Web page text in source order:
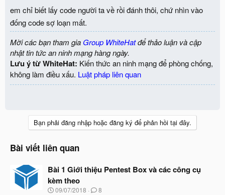
em chỉ biết lấy code người ta về rồi đánh thôi, chứ nhìn vào
đống code sợ loạn mất.
Mời các bạn tham gia Group WhiteHatđể thảo luận và cập
nhật tin tức an ninh mạng hàng ngày.
Lưu ý từ WhiteHat: Kiến thức an ninh mạng để phòng chống,
không làm điều xấu. Luật pháp liên quan
Bạn phải đăng nhập hoặc đăng ký để phản hồi tại đây.
Bài viết liên quan
Bài 1 Giới thiệu Pentest Box và các công cụ
kèm theo
N
09/07/2018 8